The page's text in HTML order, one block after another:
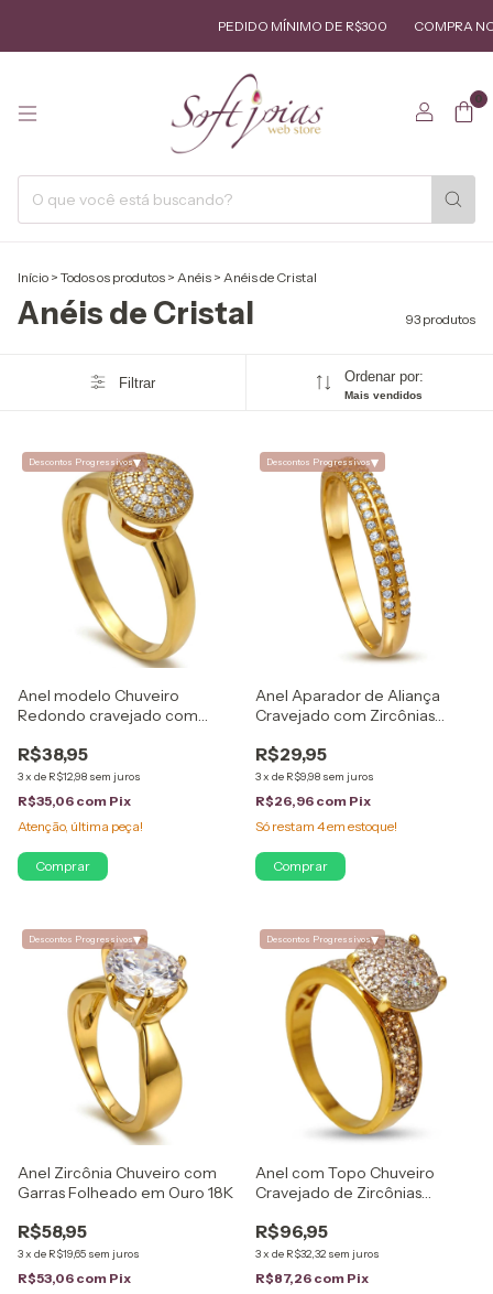
PEDIDO MÍNIMO DE R$300 COMPRA NO
0
Início > Todos os produtos > Anéis > Anéis de Cristal
Anéis de Cristal 93 produtos
Filtrar Ordenar por:
Mais vendidos
Descontos Progressivos▾
Anel modelo Chuveiro
Redondo cravejado com
18K
R$38,95
3x de R$12,98 sem juros
R$35,06 com Pix
Atenção, última peça!
Comprar
Descontos Progressivos▾
Anel Aparador de Aliança
Cravejado com Zircônias
R$29,95
3x de R$9,98 sem juros
R$26,96 com Pix
Só restam 4em estoque!
Comprar
Descontos Progressivos▾
Anel Zircônia Chuveiro com
Garras Folheado em Ouro 18K
R$58,95
3x de R$19,65 sem juros
R$53,06 com Pix
Descontos Progressivos▾
Anel com Topo Chuveiro
Cravejado de Zircônias
R$96,95
3x de R$32,32 sem juros
R$87,26 com Pix